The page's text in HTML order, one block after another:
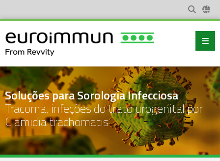
Soluções para Sorologia Infecciosa
Tracoma, infeções do trato urogenital por
Clamidia trachomatis